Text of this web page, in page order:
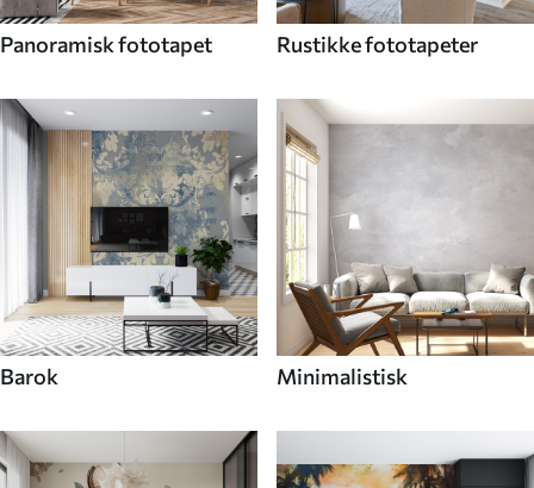
Panoramisk fototapet Rustikke fototapeter
Barok Minimalistisk